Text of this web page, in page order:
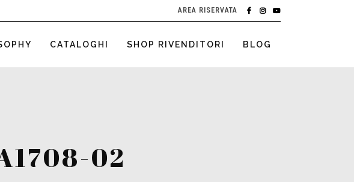
AREA RISERVATA
CATALOGHI SHOP RIVENDITORI BLOG
02